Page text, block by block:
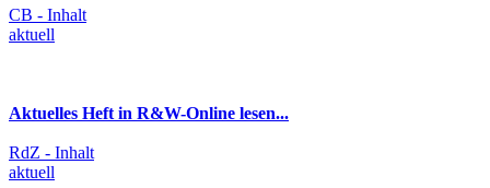
CB - Inhalt
aktuell
Aktuelles Heft in R&W-Online lesen...
RdZ - Inhalt
aktuell